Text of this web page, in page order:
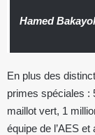
Hamed
En plus des
primes spéciales :
maillot vert, 1
équipe de l’AES